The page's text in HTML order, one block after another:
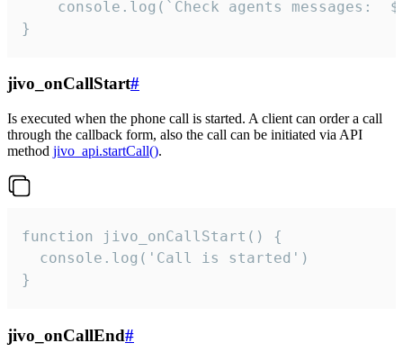
}
jivo_onCallStart#
Is executed when the phone call is started. A client can order a call
through the callback form, also the call can be initiated via API
method jivo_api.startCall().
function jivo_onCallStart() {
  console.log('Call is started')
}
jivo_onCallEnd#